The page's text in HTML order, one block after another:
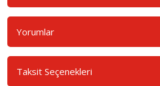
Yorumlar
Taksit Seçenekleri